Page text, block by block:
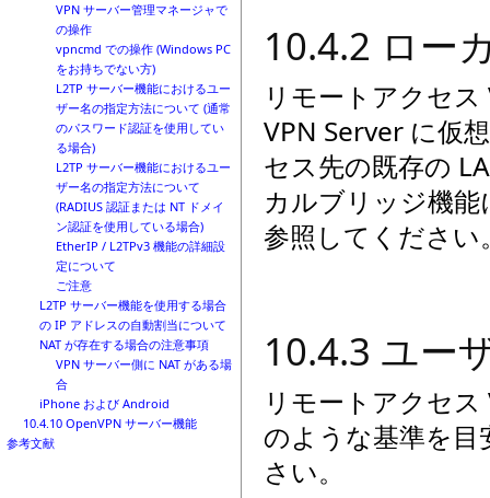
VPN サーバー管理マネージャで
の操作
vpncmd での操作 (Windows PC
をお持ちでない方)
L2TP サーバー機能におけるユー
ザー名の指定方法について (通常
のパスワード認証を使用してい
る場合)
L2TP サーバー機能におけるユー
ザー名の指定方法について
(RADIUS 認証または NT ドメイ
ン認証を使用している場合)
EtherIP / L2TPv3 機能の詳細設
定について
ご注意
L2TP サーバー機能を使用する場合
の IP アドレスの自動割当について
NAT が存在する場合の注意事項
VPN サーバー側に NAT がある場
合
iPhone および Android
10.4.10 OpenVPN サーバー機能
参考文献
10.4.2 ロー
リモートアクセ
VPN Server に仮
セス先の既存の
カルブリッジ機
参照してください
10.4.3 ユー
リモートアクセ
のような基準を
さい。